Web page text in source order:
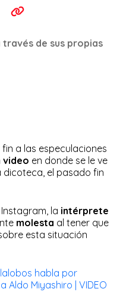
de sus propias
a las especulaciones
video en donde se le ve
dicoteca, el pasado fin
la intérprete
molesta al tener que
esta situación
habla por
Aldo Miyashiro | VIDEO